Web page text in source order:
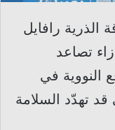
الذرية رافايل
تصاعد
النووية في
قد تهدّد السلامة